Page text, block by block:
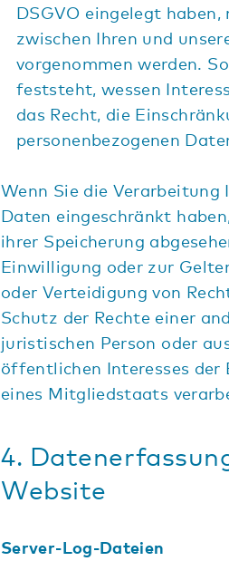
DSGVO eingelegt haben,
zwischen Ihren und
vorgenommen werden.
feststeht, wessen
das Recht, die
personenbezogenen
Wenn Sie die Verarbeitung
Daten eingeschränkt
ihrer Speicherung
Einwilligung oder zur
oder Verteidigung von
Schutz der Rechte einer
juristischen Person oder
öffentlichen Interesses der
eines Mitgliedstaats
4.
Website
Server-Log-Dateien